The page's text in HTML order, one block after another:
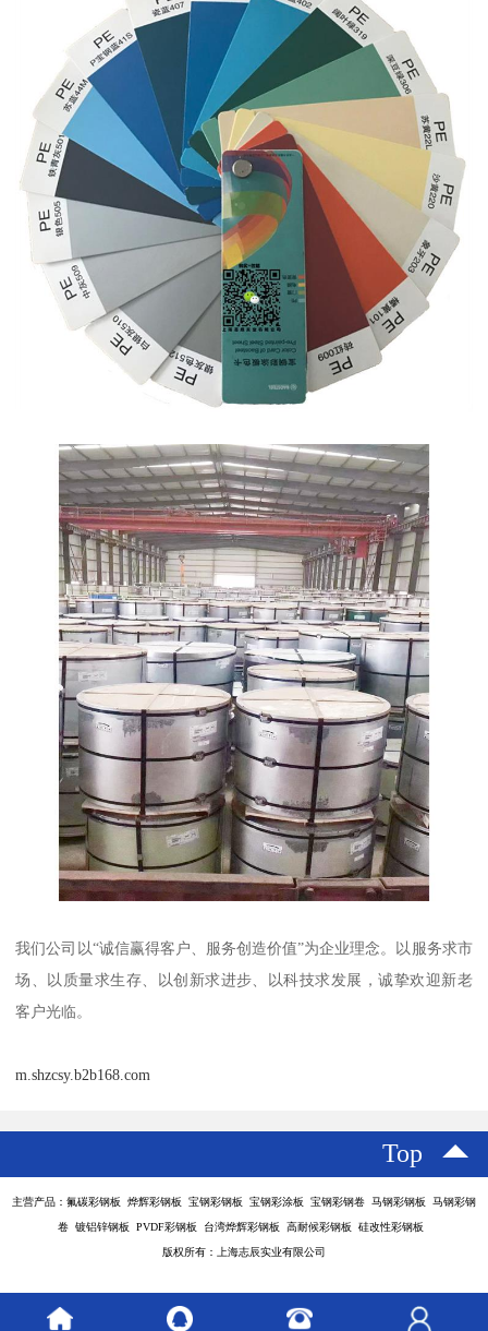
我们公司以“诚信赢得客户、服务创造价值”为企业理念。以服务求市
场、以质量求生存、以创新求进步、以科技求发展，诚挚欢迎新老
客户光临。
m.shzcsy.b2b168.com
Top
主营产品：氟碳彩钢板 烨辉彩钢板 宝钢彩钢板 宝钢彩涂板 宝钢彩钢卷 马钢彩钢板 马钢彩钢
卷 镀铝锌钢板 PVDF彩钢板 台湾烨辉彩钢板 高耐候彩钢板 硅改性彩钢板
版权所有：上海志辰实业有限公司